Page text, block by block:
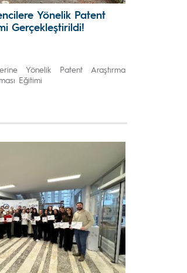
Yönelik Patent
Gerçekleştirildi!
Yönelik Patent Araştırma
Eğitimi